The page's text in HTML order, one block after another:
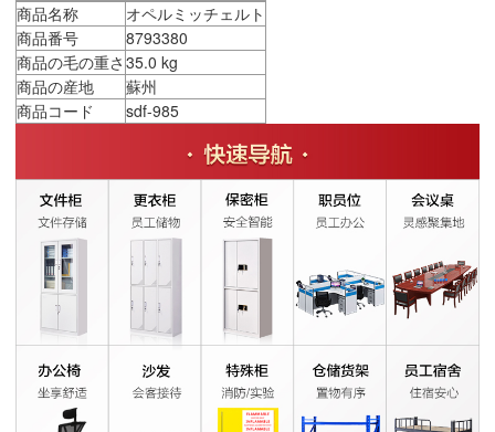
商品名称
オペルミッチェルト
商品番号
8793380
商品の毛の重さ 35.0 kg
商品の産地
蘇州
商品コード
sdf-985